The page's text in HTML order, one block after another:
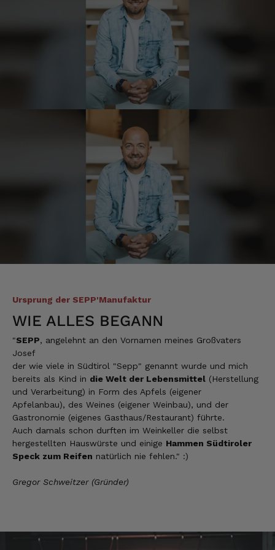
Ursprung der SEPP'Manufaktur
WIE ALLES BEGANN
"SEPP, angelehnt an den Vornamen meines Großvaters
Josef
der wie viele in Südtirol "Sepp" genannt wurde und mich
bereits als Kind in die Welt der Lebensmittel (Herstellung
und Verarbeitung) in Form des Apfels (eigener
Apfelanbau), des Weines (eigener Weinbau), und der
Gastronomie (eigenes Gasthaus/Restaurant) führte.
Auch damals schon durften im Weinkeller die selbst
hergestellten Hauswürste und einige Hammen Südtiroler
Speck zum Reifen natürlich nie fehlen." :)
Gregor Schweitzer (Gründer)
Anonym
Verifizierter Kunde
Der Schinken ist unser Favorit. Einfach
köstlich und ruckzuck aufgegessen!!!!!!!
Deshalb haben wir einen Vorrat angelegt.
Verifizierter Kunde
1 A Qualität, preiswert und schnell. Gern
wieder. Danke!
Stefan
Verifizierter Kunde
Top Ware. Top Lieferung. Immer wieder👍
Silvia
Schmeckt alles sehe lecker würde und werde
immer wieder bestellen. 👍🤤🤤❤️
Ellen
Verifizierter Kunde
Eurer Speck 🥓 ist einfach zum reinknien. Der
Geschmack… wie auf Wolke sieben.
7.8.2026
Wolfgang
Problemen wurde sofort geholfen. Hier kann
man ohne bedenken bestellen.